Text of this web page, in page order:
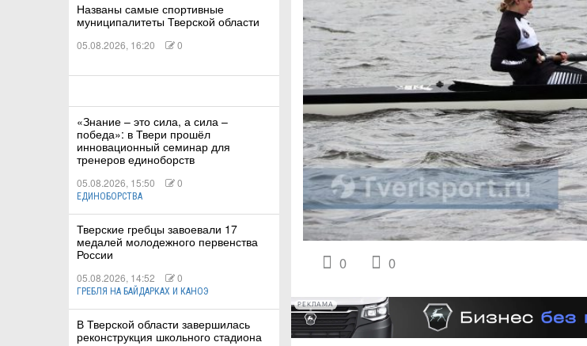
Названы самые спортивные
муниципалитеты Тверской области
05.08.2026, 16:20 0
«Знание – это сила, а сила –
победа»: в Твери прошёл
инновационный семинар для
тренеров единоборств
05.08.2026, 15:50 0
ЕДИНОБОРСТВА
Тверские гребцы завоевали 17
медалей молодежного первенства
России
05.08.2026, 14:52 0
ГРЕБЛЯ НА БАЙДАРКАХ И КАНОЭ
В Тверской области завершилась
реконструкция школьного стадиона
0 0
РЕКЛАМА